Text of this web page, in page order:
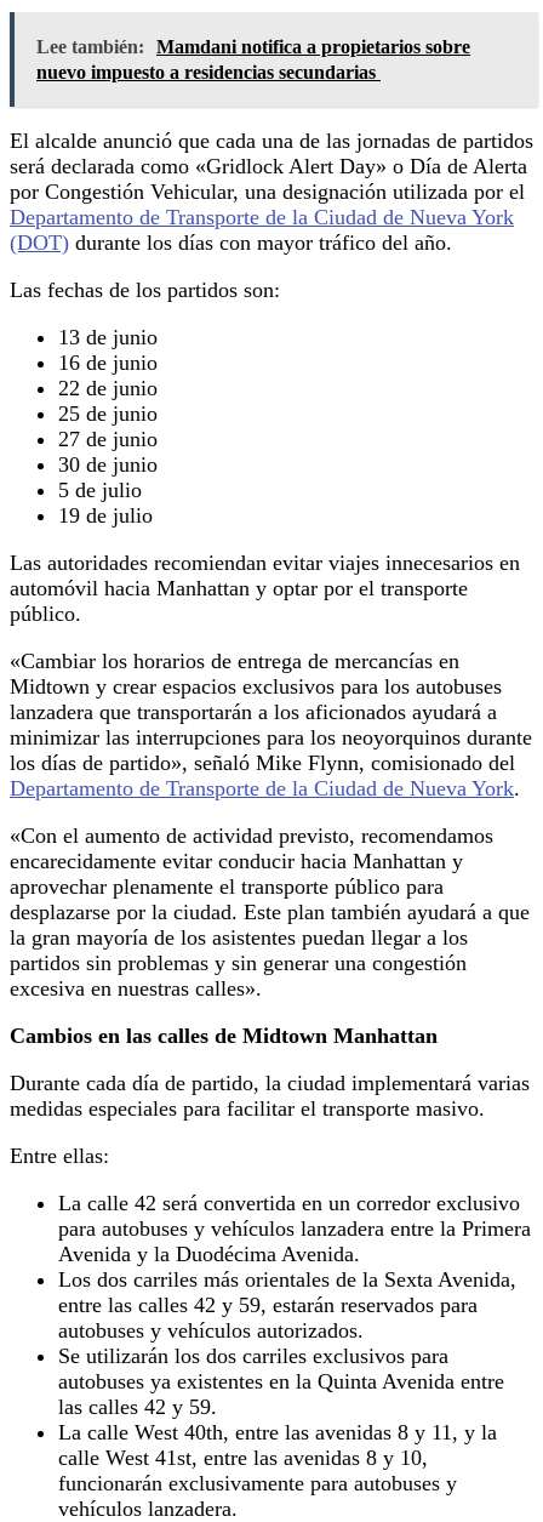
Lee también:
Mamdani notifica a propietarios sobre
nuevo impuesto a residencias secundarias
El alcalde anunció que cada una de las jornadas de partidos
será declarada como «Gridlock Alert Day» o Día de Alerta
por Congestión Vehicular, una designación utilizada por el
Departamento de Transporte de la Ciudad de Nueva York
(DOT) durante los días con mayor tráfico del año.
Las fechas de los partidos son:
13 de junio
16 de junio
22 de junio
25 de junio
27 de junio
30 de junio
5 de julio
19 de julio
Las autoridades recomiendan evitar viajes innecesarios en
automóvil hacia Manhattan y optar por el transporte
público.
«Cambiar los horarios de entrega de mercancías en
Midtown y crear espacios exclusivos para los autobuses
lanzadera que transportarán a los aficionados ayudará a
minimizar las interrupciones para los neoyorquinos durante
los días de partido», señaló Mike Flynn, comisionado del
Departamento de Transporte de la Ciudad de Nueva York.
«Con el aumento de actividad previsto, recomendamos
encarecidamente evitar conducir hacia Manhattan y
aprovechar plenamente el transporte público para
desplazarse por la ciudad. Este plan también ayudará a que
la gran mayoría de los asistentes puedan llegar a los
partidos sin problemas y sin generar una congestión
excesiva en nuestras calles».
Cambios en las calles de Midtown Manhattan
Durante cada día de partido, la ciudad implementará varias
medidas especiales para facilitar el transporte masivo.
Entre ellas:
La calle 42 será convertida en un corredor exclusivo
para autobuses y vehículos lanzadera entre la Primera
Avenida y la Duodécima Avenida.
Los dos carriles más orientales de la Sexta Avenida,
entre las calles 42 y 59, estarán reservados para
autobuses y vehículos autorizados.
Se utilizarán los dos carriles exclusivos para
autobuses ya existentes en la Quinta Avenida entre
las calles 42 y 59.
La calle West 40th, entre las avenidas 8 y 11, y la
calle West 41st, entre las avenidas 8 y 10,
funcionarán exclusivamente para autobuses y
vehículos lanzadera.